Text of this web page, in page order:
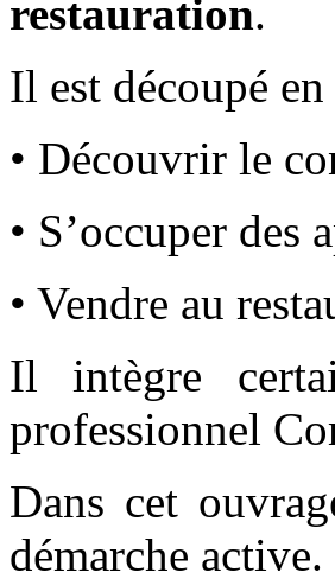
restauration.
Il est découpé
• Découvrir le
• S’occuper des
• Vendre au
Il intègre
professionnel
Dans cet
démarche active.